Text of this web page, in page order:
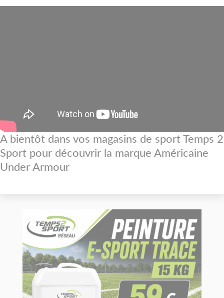
A bientôt dans vos magasins de sport Temps 2
Sport pour découvrir la marque Américaine
Under Armour